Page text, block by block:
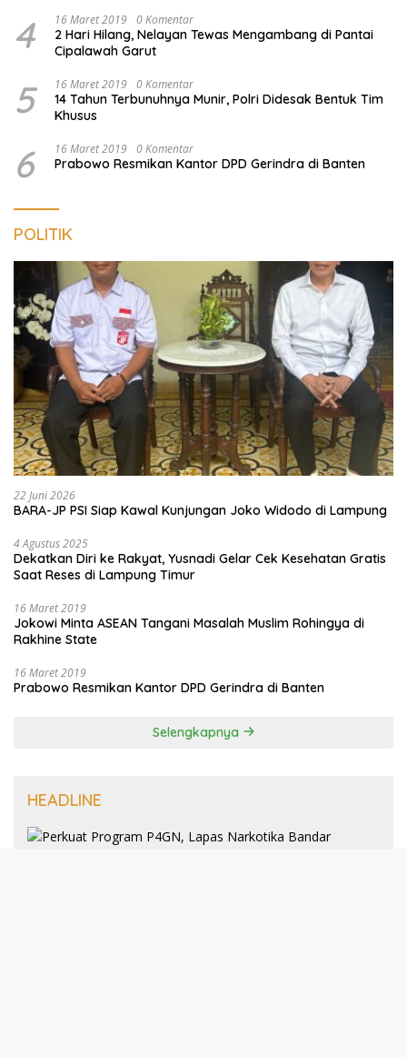
4 16 Maret 2019 0 Komentar
2 Hari Hilang, Nelayan Tewas Mengambang di Pantai
Cipalawah Garut
5 16 Maret 2019 0 Komentar
14 Tahun Terbunuhnya Munir, Polri Didesak Bentuk Tim
Khusus
6 16 Maret 2019 0 Komentar
Prabowo Resmikan Kantor DPD Gerindra di Banten
POLITIK
22 Juni 2026
BARA-JP PSI Siap Kawal Kunjungan Joko Widodo di Lampung
4 Agustus 2025
Dekatkan Diri ke Rakyat, Yusnadi Gelar Cek Kesehatan Gratis
Saat Reses di Lampung Timur
16 Maret 2019
Jokowi Minta ASEAN Tangani Masalah Muslim Rohingya di
Rakhine State
16 Maret 2019
Prabowo Resmikan Kantor DPD Gerindra di Banten
Selengkapnya
HEADLINE